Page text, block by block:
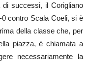
successi, il Corigliano
contro Scala Coeli, si è
della classe che, per
piazza, è chiamata a
necessariamente la